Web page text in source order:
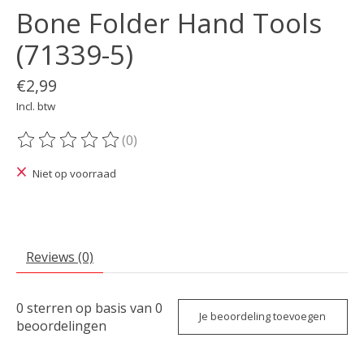
Bone Folder Hand Tools
(71339-5)
€2,99
Incl. btw
De beoordeling van dit product is
(0)
Niet op voorraad
Reviews (0)
0 sterren op basis van 0
beoordelingen
Je beoordeling toevoegen